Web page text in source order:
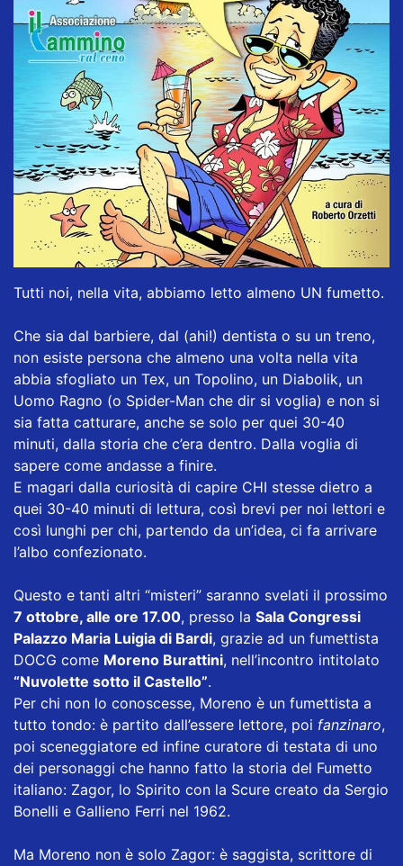
Tutti noi, nella vita, abbiamo letto almeno UN fumetto.
Che sia dal barbiere, dal (ahi!) dentista o su un treno,
non esiste persona che almeno una volta nella vita
abbia sfogliato un Tex, un Topolino, un Diabolik, un
Uomo Ragno (o Spider-Man che dir si voglia) e non si
sia fatta catturare, anche se solo per quei 30-40
minuti, dalla storia che c’era dentro. Dalla voglia di
sapere come andasse a finire.
E magari dalla curiosità di capire CHI stesse dietro a
quei 30-40 minuti di lettura, così brevi per noi lettori e
così lunghi per chi, partendo da un’idea, ci fa arrivare
l’albo confezionato.
Questo e tanti altri “misteri” saranno svelati il prossimo
7 ottobre, alle ore 17.00, presso la Sala Congressi
Palazzo Maria Luigia di Bardi, grazie ad un fumettista
DOCG come Moreno Burattini, nell’incontro intitolato
“Nuvolette sotto il Castello”.
Per chi non lo conoscesse, Moreno è un fumettista a
tutto tondo: è partito dall’essere lettore, poi fanzinaro,
poi sceneggiatore ed infine curatore di testata di uno
dei personaggi che hanno fatto la storia del Fumetto
italiano: Zagor, lo Spirito con la Scure creato da Sergio
Bonelli e Gallieno Ferri nel 1962.
Ma Moreno non è solo Zagor: è saggista, scrittore di